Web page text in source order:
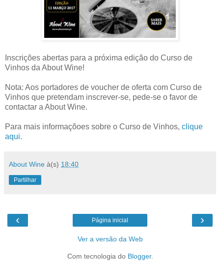
Inscrições abertas para a próxima edição do Curso de
Vinhos da About Wine!
Nota: Aos portadores de voucher de oferta com Curso de
Vinhos que pretendam inscrever-se, pede-se o favor de
contactar a About Wine.
Para mais informaçõoes sobre o Curso de Vinhos, clique
aqui.
About Wine à(s) 18:40
Partilhar
‹ ›
Página inicial
Ver a versão da Web
Com tecnologia do Blogger.